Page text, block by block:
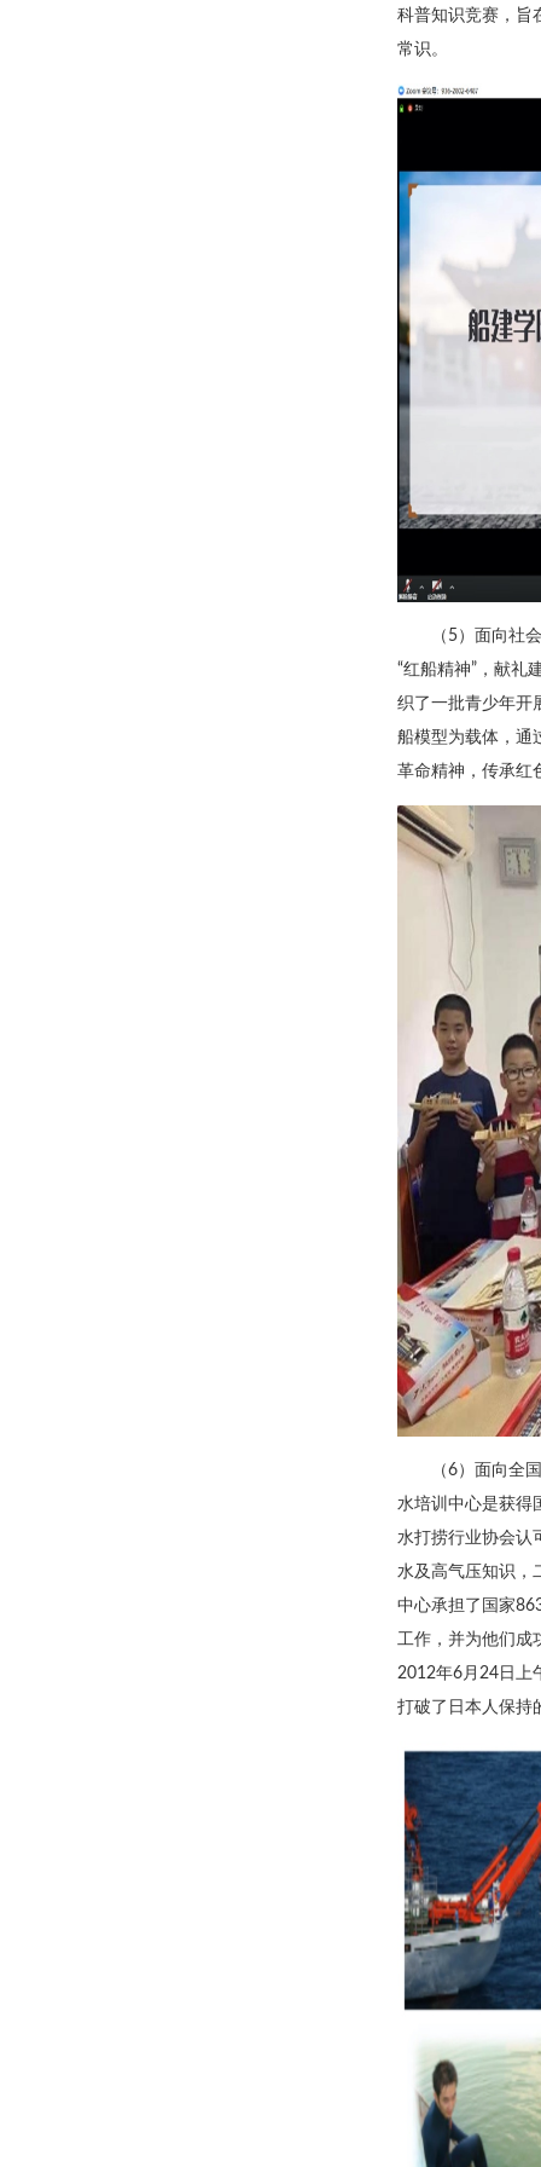
科普知识竞赛，旨
常识。
（5）面向社
“红船精神”，献礼
织了一批青少年开
船模型为载体，通
革命精神，传承红
（6）面向全
水培训中心是获得
水打捞行业协会认
水及高气压知识，
中心承担了国家
工作，并为他们成
2012年6月24日上
打破了日本人保持